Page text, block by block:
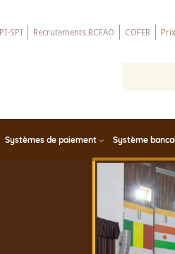
PI-SPI Recrutements BCEAO COFEB
Systèmes de paiement Système